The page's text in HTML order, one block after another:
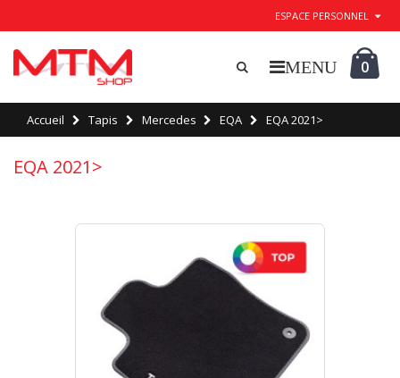
ESPACE PERSONNEL
0
Accueil Tapis Mercedes EQA EQA 2021>
EQA 2021>